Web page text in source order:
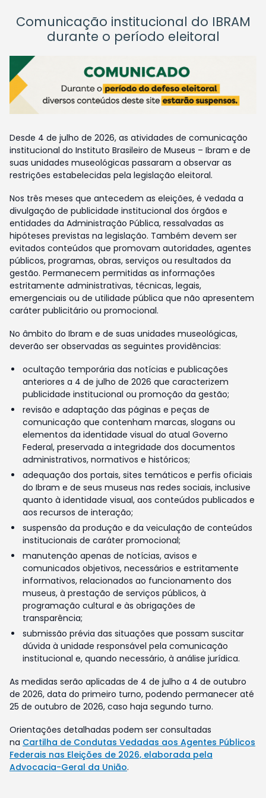
Comunicação institucional do IBRAM
durante o período eleitoral
Desde 4 de julho de 2026, as atividades de comunicação
institucional do Instituto Brasileiro de Museus – Ibram e de
suas unidades museológicas passaram a observar as
restrições estabelecidas pela legislação eleitoral.
Nos três meses que antecedem as eleições, é vedada a
divulgação de publicidade institucional dos órgãos e
entidades da Administração Pública, ressalvadas as
hipóteses previstas na legislação. Também devem ser
evitados conteúdos que promovam autoridades, agentes
públicos, programas, obras, serviços ou resultados da
gestão. Permanecem permitidas as informações
estritamente administrativas, técnicas, legais,
emergenciais ou de utilidade pública que não apresentem
caráter publicitário ou promocional.
No âmbito do Ibram e de suas unidades museológicas,
deverão ser observadas as seguintes providências:
ocultação temporária das notícias e publicações
anteriores a 4 de julho de 2026 que caracterizem
publicidade institucional ou promoção da gestão;
revisão e adaptação das páginas e peças de
comunicação que contenham marcas, slogans ou
elementos da identidade visual do atual Governo
Federal, preservada a integridade dos documentos
administrativos, normativos e históricos;
adequação dos portais, sites temáticos e perfis oficiais
do Ibram e de seus museus nas redes sociais, inclusive
quanto à identidade visual, aos conteúdos publicados e
aos recursos de interação;
suspensão da produção e da veiculação de conteúdos
institucionais de caráter promocional;
manutenção apenas de notícias, avisos e
comunicados objetivos, necessários e estritamente
informativos, relacionados ao funcionamento dos
museus, à prestação de serviços públicos, à
programação cultural e às obrigações de
transparência;
submissão prévia das situações que possam suscitar
dúvida à unidade responsável pela comunicação
institucional e, quando necessário, à análise jurídica.
As medidas serão aplicadas de 4 de julho a 4 de outubro
de 2026, data do primeiro turno, podendo permanecer até
25 de outubro de 2026, caso haja segundo turno.
Orientações detalhadas podem ser consultadas
na Cartilha de Condutas Vedadas aos Agentes Públicos
Federais nas Eleições de 2026, elaborada pela
Advocacia-Geral da União.